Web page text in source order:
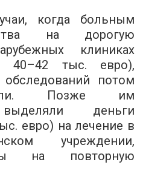
когда больным
на дорогую
клиниках
40–42 тыс. евро),
обследований потом
Позже им
деньги
евро) на лечение в
учреждении,
на повторную